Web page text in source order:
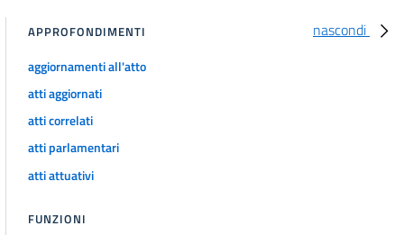
nascondi
APPROFONDIMENTI
aggiornamenti all'atto
atti aggiornati
atti correlati
atti parlamentari
atti attuativi
FUNZIONI